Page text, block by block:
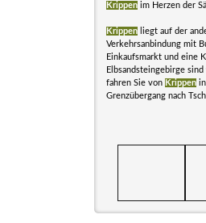
Krippen im Herzen der
Krippen liegt auf der
Verkehrsanbindung mit
Einkaufsmarkt und eine
Elbsandsteingebirge
fahren Sie von Krippen
Grenzübergang nach